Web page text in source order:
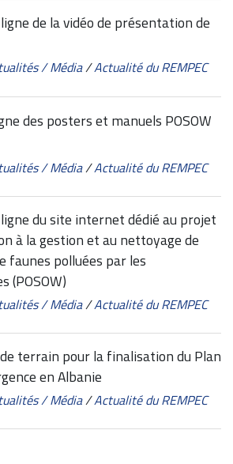
de la vidéo de présentation de
/ Média/Actualité du REMPEC
des posters et manuels POSOW
/ Média/Actualité du REMPEC
du site internet dédié au projet
à la gestion et au nettoyage de
faunes polluées par les
(POSOW)
/ Média/Actualité du REMPEC
terrain pour la finalisation du Plan
en Albanie
/ Média/Actualité du REMPEC